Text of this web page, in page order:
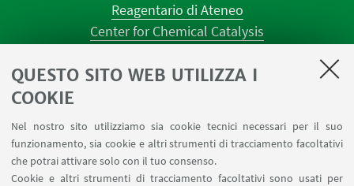
QUESTO SITO WEB UTILIZZA I
COOKIE
Nel nostro sito utilizziamo sia cookie tecnici necessari per il suo
funzionamento, sia cookie e altri strumenti di tracciamento facoltativi
che potrai attivare solo con il tuo consenso.
Cookie e altri strumenti di tracciamento facoltativi sono usati per
Reagentario di Ateneo
Center for Chemical Catalysis
AULE U.E. 4 NAVILE
Prenotazione NMR Navile
Prenotazione strumenti del Dipartimento CHIMIND